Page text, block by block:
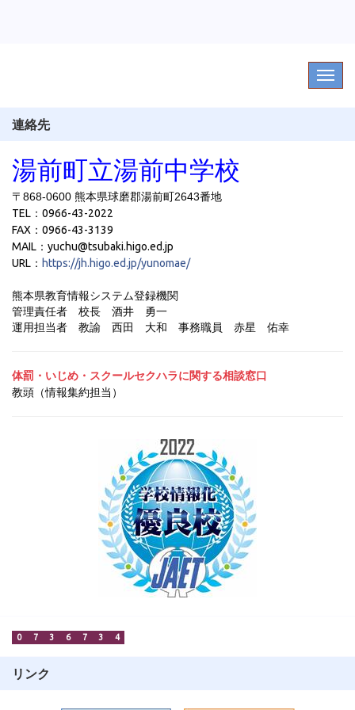
連絡先
湯前町立湯前中学校
〒868-0600 熊本県球磨郡湯前町2643番地
TEL：0966-43-2022
FAX：0966-43-3139
MAIL：yuchu@tsubaki.higo.ed.jp
URL： https://jh.higo.ed.jp/yunomae/
熊本県教育情報システム登録機関
管理責任者 校長 酒井 勇一
運用担当者 教諭 西田 大和 事務職員 赤星 佑幸
体罰・いじめ・スクールセクハラに関する相談窓口
教頭（情報集約担当）
0 7 3 6 7 3 4
リンク